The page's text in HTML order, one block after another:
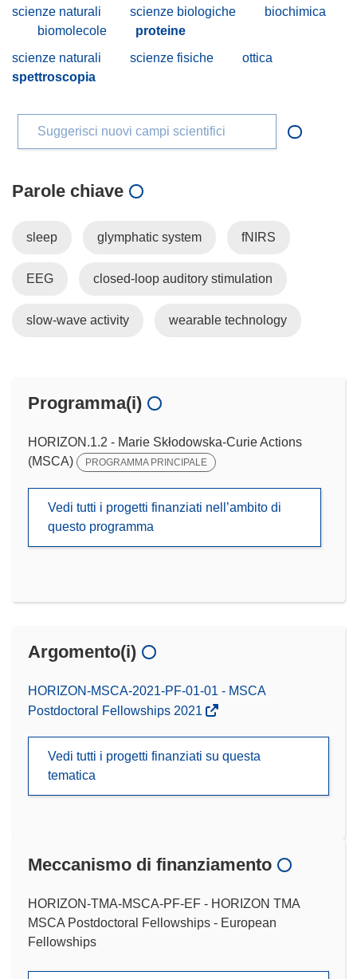
scienze naturali scienze biologiche
biochimica
biomolecole
proteine
scienze naturali
scienze fisiche
ottica
spettroscopia
Suggerisci nuovi campi scientifici
Parole chiave
sleep glymphatic system fNIRS
EEG closed-loop auditory stimulation
slow-wave activity wearable technology
Programma(i)
HORIZON.1.2 - Marie Skłodowska-Curie Actions
(MSCA)
PROGRAMMA PRINCIPALE
Vedi tutti i progetti finanziati nell’ambito di
questo programma
Argomento(i)
HORIZON-MSCA-2021-PF-01-01 - MSCA
Postdoctoral Fellowships 2021
Vedi tutti i progetti finanziati su questa
tematica
Meccanismo di finanziamento
HORIZON-TMA-MSCA-PF-EF - HORIZON TMA
MSCA Postdoctoral Fellowships - European
Fellowships